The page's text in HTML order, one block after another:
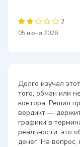
2
05 июня 2026
Долго изучал
того, обман или
контора. Решил
вердикт —
графики в
реальности, это
денег. На